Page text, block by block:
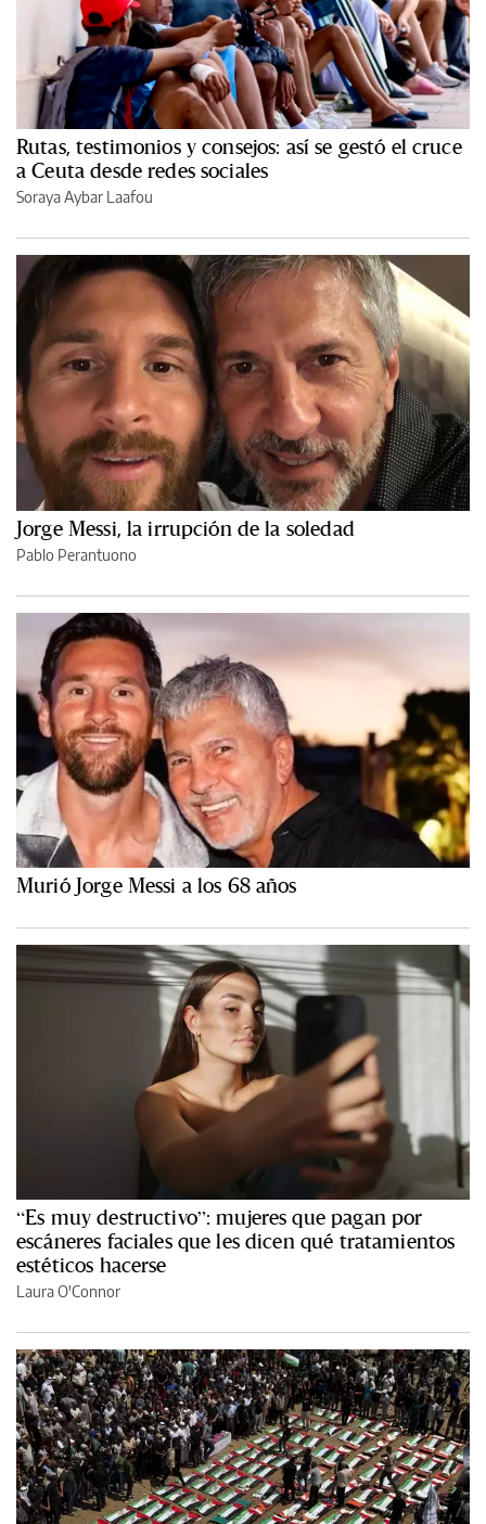
Rutas, testimonios y consejos: así se gestó el cruce
a Ceuta desde redes sociales
Soraya Aybar Laafou
Jorge Messi, la irrupción de la soledad
Pablo Perantuono
Murió Jorge Messi a los 68 años
“Es muy destructivo”: mujeres que pagan por
escáneres faciales que les dicen qué tratamientos
estéticos hacerse
Laura O'Connor